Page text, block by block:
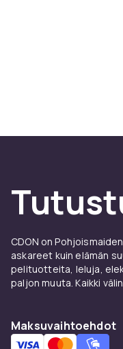
CDON on
askareet kuin elämän
pelituotteita, leluja,
paljon muuta. Kaikki
Maksuvaihtoehdot